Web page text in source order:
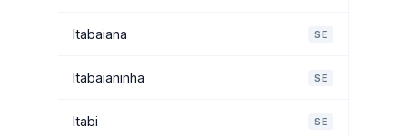
Itabaiana SE
Itabaianinha SE
Itabi SE